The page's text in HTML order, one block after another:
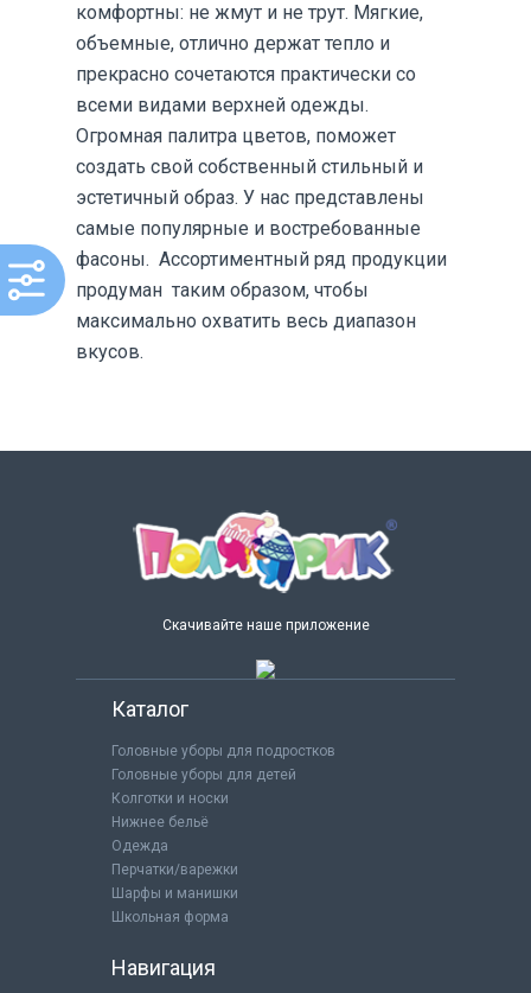
комфортны: не жмут и не трут. Мягкие,
объемные, отлично держат тепло и
прекрасно сочетаются практически со
всеми видами верхней одежды.
Огромная палитра цветов, поможет
создать свой собственный стильный и
эстетичный образ. У нас представлены
самые популярные и востребованные
фасоны. Ассортиментный ряд продукции
продуман таким образом, чтобы
максимально охватить весь диапазон
вкусов.
Скачивайте наше приложение
Каталог
Головные уборы для подростков
Головные уборы для детей
Колготки и носки
Нижнее бельё
Одежда
Перчатки/варежки
Шарфы и манишки
Школьная форма
Навигация